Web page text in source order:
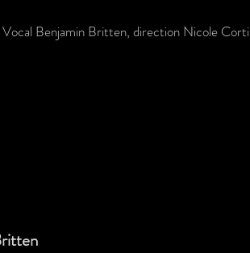
Vocal Benjamin Britten, direction Nicole Corti